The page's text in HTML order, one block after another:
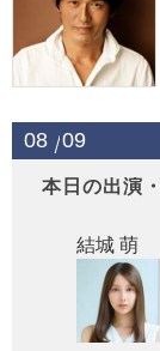
08 09
本日の出演
結城 萌